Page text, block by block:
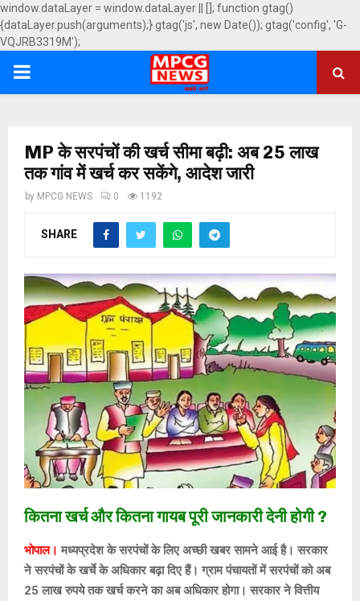
window.dataLayer = window.dataLayer || []; function gtag()
{dataLayer.push(arguments);} gtag('js', new Date()); gtag('config', 'G-
VQJRB3319M');
PRIMARY
MP के सरपंचों की खर्च सीमा बढ़ी: अब 25 लाख
तक गांव में खर्च कर सकेंगे, आदेश जारी
by MPCG NEWS 0 1192
SHARE
कितना खर्च और कितना गायब पूरी जानकारी देनी होगी ?
भोपाल। मध्यप्रदेश के सरपंचों के लिए अच्छी खबर सामने आई है। सरकार
ने सरपंचों के खर्चे के अधिकार बढ़ा दिए हैं। ग्राम पंचायतों में सरपंचों को अब
25 लाख रुपये तक खर्च करने का अब अधिकार होगा। सरकार ने वित्तीय